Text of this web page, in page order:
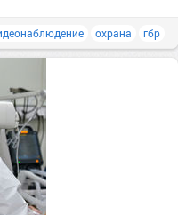
охрана гбр